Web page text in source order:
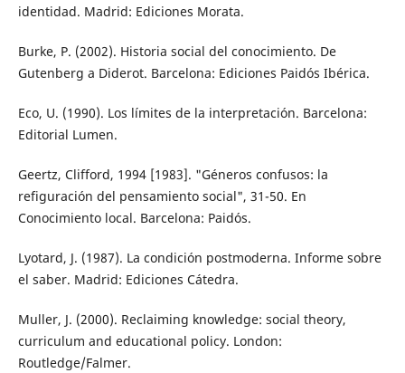
identidad. Madrid: Ediciones Morata.
Burke, P. (2002). Historia social del conocimiento. De
Gutenberg a Diderot. Barcelona: Ediciones Paidós Ibérica.
Eco, U. (1990). Los límites de la interpretación. Barcelona:
Editorial Lumen.
Geertz, Clifford, 1994 [1983]. "Géneros confusos: la
refiguración del pensamiento social", 31-50. En
Conocimiento local. Barcelona: Paidós.
Lyotard, J. (1987). La condición postmoderna. Informe sobre
el saber. Madrid: Ediciones Cátedra.
Muller, J. (2000). Reclaiming knowledge: social theory,
curriculum and educational policy. London:
Routledge/Falmer.